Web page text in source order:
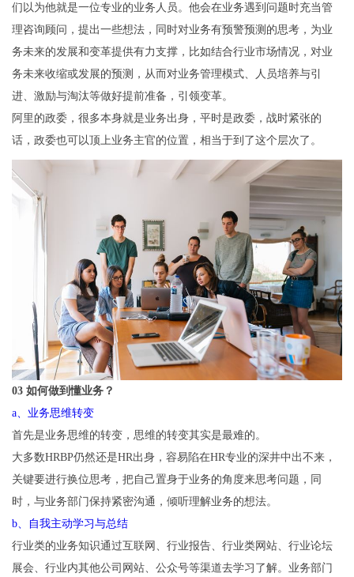
们以为他就是一位专业的业务人员。他会在业务遇到问题时充当管
理咨询顾问，提出一些想法，同时对业务有预警预测的思考，为业
务未来的发展和变革提供有力支撑，比如结合行业市场情况，对业
务未来收缩或发展的预测，从而对业务管理模式、人员培养与引
进、激励与淘汰等做好提前准备，引领变革。
阿里的政委，很多本身就是业务出身，平时是政委，战时紧张的
话，政委也可以顶上业务主官的位置，相当于到了这个层次了。
03 如何做到懂业务？
a、业务思维转变
首先是业务思维的转变，思维的转变其实是最难的。
大多数HRBP仍然还是HR出身，容易陷在HR专业的深井中出不来，
关键要进行换位思考，把自己置身于业务的角度来思考问题，同
时，与业务部门保持紧密沟通，倾听理解业务的想法。
b、自我主动学习与总结
行业类的业务知识通过互联网、行业报告、行业类网站、行业论坛
展会、行业内其他公司网站、公众号等渠道去学习了解。业务部门